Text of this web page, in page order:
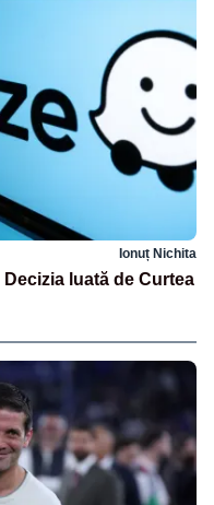
Ionuț Nichita
luată de Curtea